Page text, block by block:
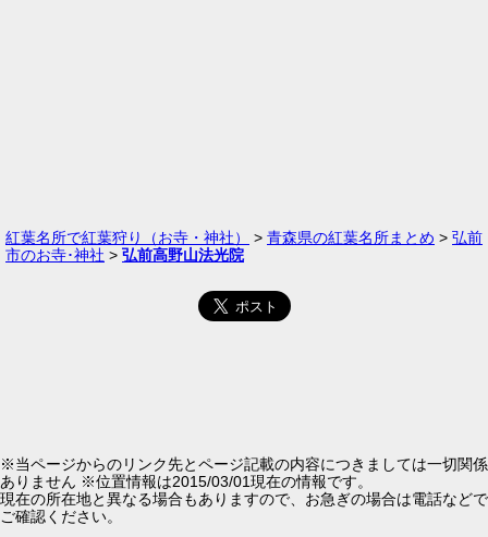
紅葉名所で紅葉狩り（お寺・神社） > 青森県の紅葉名所まとめ > 弘前
市のお寺･神社 > 弘前高野山法光院
※当ページからのリンク先とページ記載の内容につきましては一切関係
ありません ※位置情報は2015/03/01現在の情報です。
現在の所在地と異なる場合もありますので、お急ぎの場合は電話などで
ご確認ください。